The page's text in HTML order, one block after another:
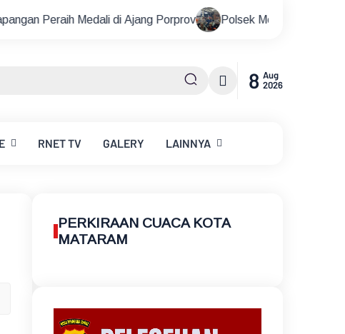
di Ajang Porprov Polsek Metro Kebayoran Baru Gelar
8 Aug
2026
RNETTV GALERY LAINNYA
PERKIRAAN CUACA KOTA
MATARAM